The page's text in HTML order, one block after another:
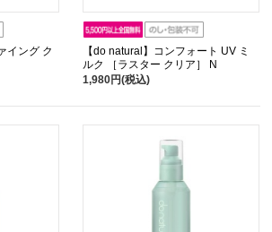
イング ク
【do natural】コンフォート UV ミ
ルク ［ラスター クリア］ N
1,980円(税込)